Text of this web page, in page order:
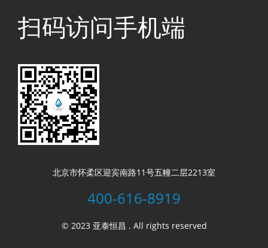
扫码访问手机端
北京市怀柔区迎宾南路11号五幢二层2213室
400-616-8919
© 2023 亚泰恒昌 . All rights reserved